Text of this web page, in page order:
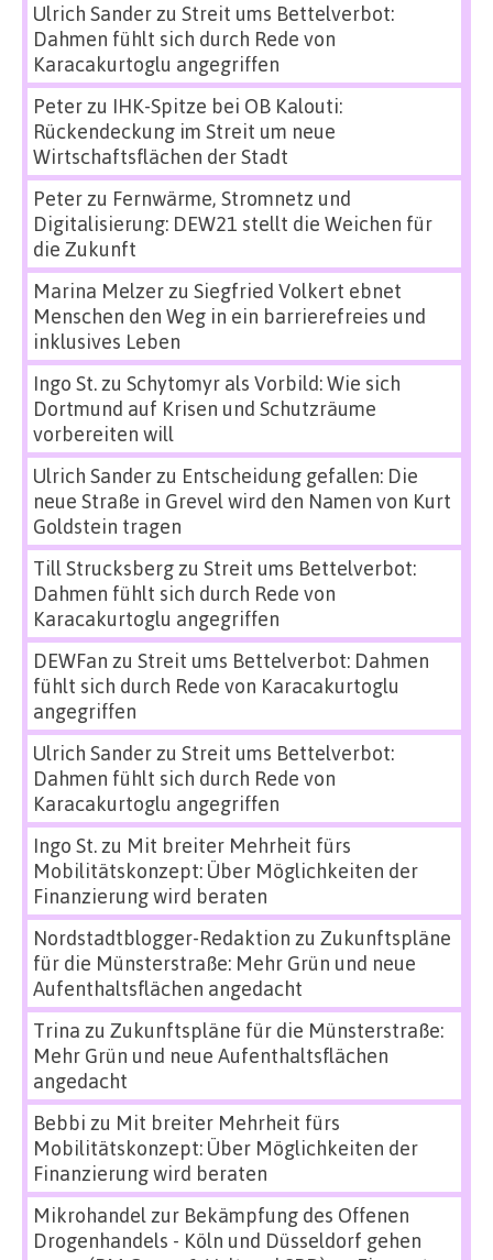
Ulrich Sanderzu Streit ums Bettelverbot:
Dahmen fühlt sich durch Rede von
Karacakurtoglu angegriffen
Peterzu IHK-Spitze bei OB Kalouti:
Rückendeckung im Streit um neue
Wirtschaftsflächen der Stadt
Peterzu Fernwärme, Stromnetz und
Digitalisierung: DEW21 stellt die Weichen für
die Zukunft
Marina Melzerzu Siegfried Volkert ebnet
Menschen den Weg in ein barrierefreies und
inklusives Leben
Ingo St.zu Schytomyr als Vorbild: Wie sich
Dortmund auf Krisen und Schutzräume
vorbereiten will
Ulrich Sanderzu Entscheidung gefallen: Die
neue Straße in Grevel wird den Namen von Kurt
Goldstein tragen
Till Strucksbergzu Streit ums Bettelverbot:
Dahmen fühlt sich durch Rede von
Karacakurtoglu angegriffen
DEWFan zu Streit ums Bettelverbot: Dahmen
fühlt sich durch Rede von Karacakurtoglu
angegriffen
Ulrich Sanderzu Streit ums Bettelverbot:
Dahmen fühlt sich durch Rede von
Karacakurtoglu angegriffen
Ingo St.zu Mit breiter Mehrheit fürs
Mobilitätskonzept: Über Möglichkeiten der
Finanzierung wird beraten
Nordstadtblogger-Redaktion zu Zukunftspläne
für die Münsterstraße: Mehr Grün und neue
Aufenthaltsflächen angedacht
Trina zu Zukunftspläne für die Münsterstraße:
Mehr Grün und neue Aufenthaltsflächen
angedacht
Bebbi zu Mit breiter Mehrheit fürs
Mobilitätskonzept: Über Möglichkeiten der
Finanzierung wird beraten
Mikrohandel zur Bekämpfung des Offenen
Drogenhandels - Köln und Düsseldorf gehen